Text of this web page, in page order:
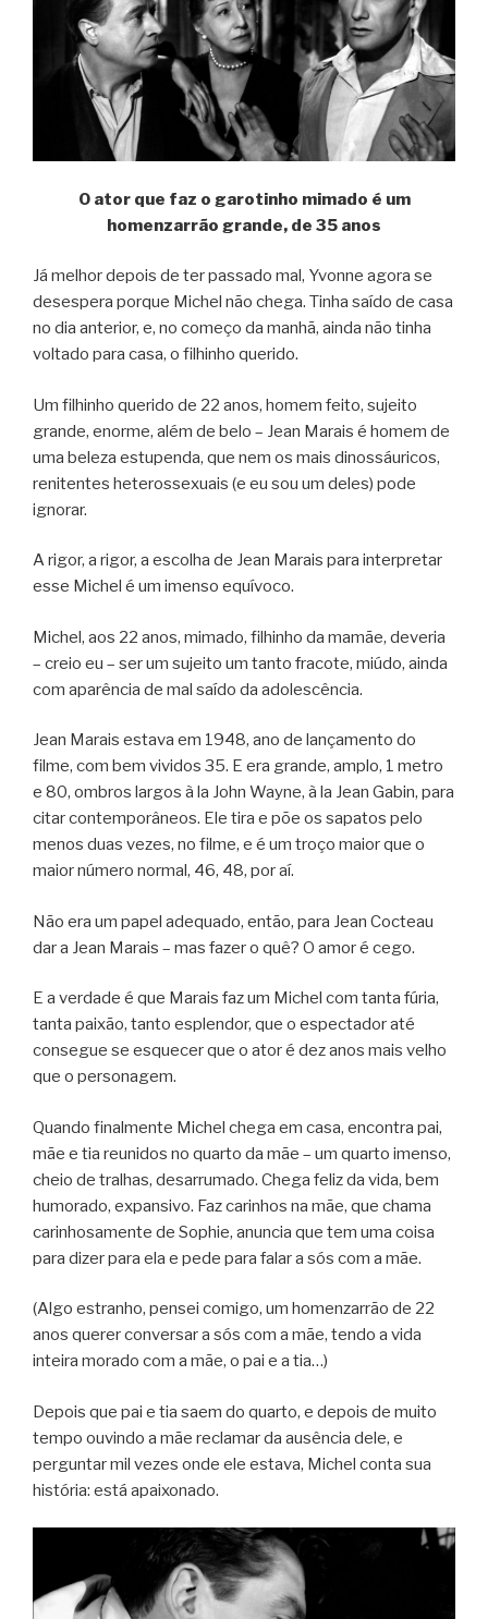
O ator que faz o garotinho mimado é um
homenzarrão grande, de 35 anos
Já melhor depois de ter passado mal, Yvonne agora se
desespera porque Michel não chega. Tinha saído de casa
no dia anterior, e, no começo da manhã, ainda não tinha
voltado para casa, o filhinho querido.
Um filhinho querido de 22 anos, homem feito, sujeito
grande, enorme, além de belo – Jean Marais é homem de
uma beleza estupenda, que nem os mais dinossáuricos,
renitentes heterossexuais (e eu sou um deles) pode
ignorar.
A rigor, a rigor, a escolha de Jean Marais para interpretar
esse Michel é um imenso equívoco.
Michel, aos 22 anos, mimado, filhinho da mamãe, deveria
– creio eu – ser um sujeito um tanto fracote, miúdo, ainda
com aparência de mal saído da adolescência.
Jean Marais estava em 1948, ano de lançamento do
filme, com bem vividos 35. E era grande, amplo, 1 metro
e 80, ombros largos à la John Wayne, à la Jean Gabin, para
citar contemporâneos. Ele tira e põe os sapatos pelo
menos duas vezes, no filme, e é um troço maior que o
maior número normal, 46, 48, por aí.
Não era um papel adequado, então, para Jean Cocteau
dar a Jean Marais – mas fazer o quê? O amor é cego.
E a verdade é que Marais faz um Michel com tanta fúria,
tanta paixão, tanto esplendor, que o espectador até
consegue se esquecer que o ator é dez anos mais velho
que o personagem.
Quando finalmente Michel chega em casa, encontra pai,
mãe e tia reunidos no quarto da mãe – um quarto imenso,
cheio de tralhas, desarrumado. Chega feliz da vida, bem
humorado, expansivo. Faz carinhos na mãe, que chama
carinhosamente de Sophie, anuncia que tem uma coisa
para dizer para ela e pede para falar a sós com a mãe.
(Algo estranho, pensei comigo, um homenzarrão de 22
anos querer conversar a sós com a mãe, tendo a vida
inteira morado com a mãe, o pai e a tia…)
Depois que pai e tia saem do quarto, e depois de muito
tempo ouvindo a mãe reclamar da ausência dele, e
perguntar mil vezes onde ele estava, Michel conta sua
história: está apaixonado.